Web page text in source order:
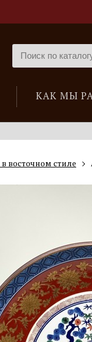
КАК МЫ
восточном стиле